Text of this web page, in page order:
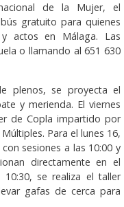
de la Mujer, el
gratuito para quienes
actos en Málaga. Las
o llamando al 651 630
plenos, se proyecta el
y merienda. El viernes
de Copla impartido por
Para el lunes 16,
sesiones a las 10:00 y
directamente en el
se realiza el taller
gafas de cerca para